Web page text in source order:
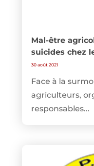
Mal-être
suicides chez
30 août 2021
Face à la
agriculteurs,
responsables...